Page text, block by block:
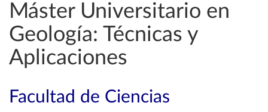
Máster Universitario en
Geología: Técnicas y
Aplicaciones
Facultad de Ciencias